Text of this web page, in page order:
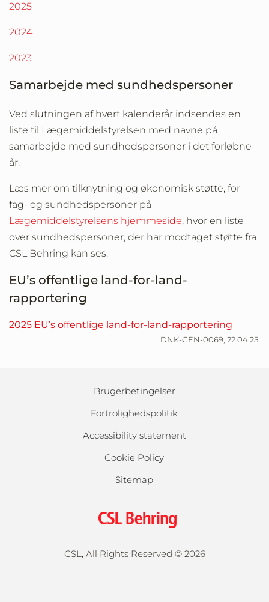
2025
2024
2023
Samarbejde med sundhedspersoner
Ved slutningen af hvert kalenderår indsendes en
liste til Lægemiddelstyrelsen med navne på
samarbejde med sundhedspersoner i det forløbne
år.
Læs mer om tilknytning og økonomisk støtte, for
fag- og sundhedspersoner på
Lægemiddelstyrelsens hjemmeside, hvor en liste
over sundhedspersoner, der har modtaget støtte fra
CSL Behring kan ses.
EU’s offentlige land-for-land-
rapportering
2025 EU’s offentlige land-for-land-rapportering
DNK-GEN-0069, 22.04.25
Brugerbetingelser
Fortrolighedspolitik
Accessibility statement
Cookie Policy
Sitemap
CSL, All Rights Reserved © 2026